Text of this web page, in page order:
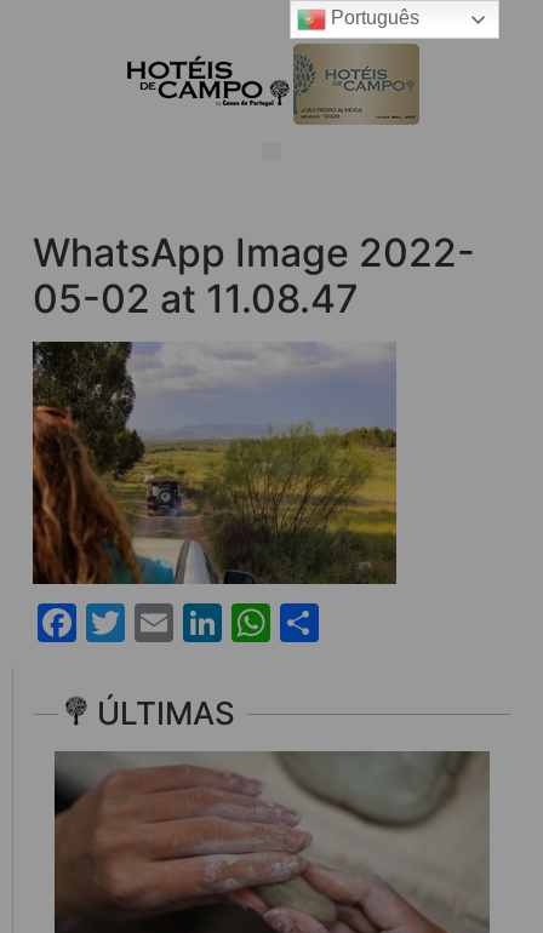
WhatsApp Image 2022-
05-02 at 11.08.47
Facebook
Twitter
EmailLinkedIn
WhatsApp
ÚLTIMAS
Português